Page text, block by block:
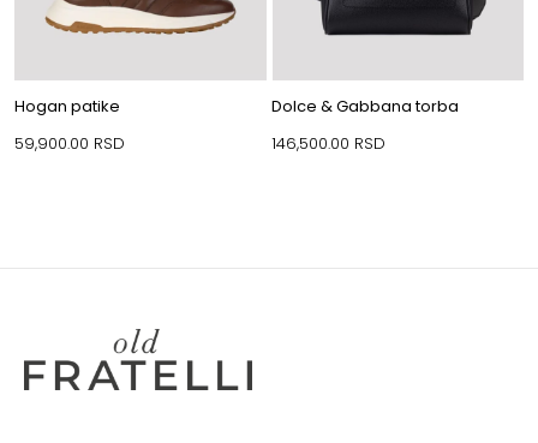
Hogan patike
59,900.00 RSD
Dolce & Gabbana torba
146,500.00 RSD